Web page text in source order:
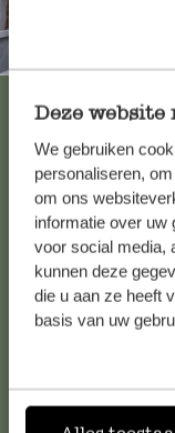
Deze
We gebruiken
personaliseren,
om ons
informatie over uw
voor social media,
kunnen deze
die u aan ze heeft
basis van uw
Immer
Falls Sie Fragen
Sie sich bitte an